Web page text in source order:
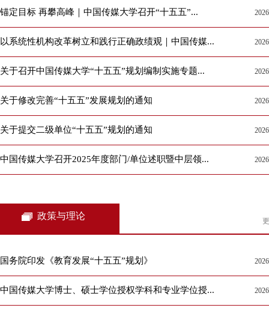
锚定目标 再攀高峰｜中国传媒大学召开“十五五”...
以系统性机构改革树立和践行正确政绩观｜中国传媒...
关于召开中国传媒大学“十五五”规划编制实施专题...
关于修改完善“十五五”发展规划的通知
关于提交二级单位“十五五”规划的通知
中国传媒大学召开2025年度部门/单位述职暨中层领...
政策与理论
国务院印发《教育发展“十五五”规划》
中国传媒大学博士、硕士学位授权学科和专业学位授...